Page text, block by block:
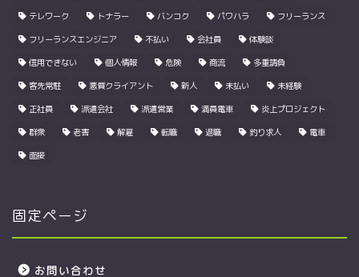
テレワーク トナラー バンコク パワハラ フリーランス
フリーランスエンジニア 不払い 会社員 体験談
信用できない 個人情報 危険 商流 多重請負
客先常駐 悪質クライアント 新人 未払い 未経験
正社員 派遣会社 派遣営業 満員電車 炎上プロジェクト
群衆 老害 解雇 転職 退職 釣り求人 電車
面接
固定ページ
お問い合わせ